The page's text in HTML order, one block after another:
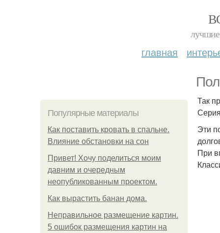
лучшие
главная
Популярные материалы
Как поставить кровать в спальне.
Влияние обстановки на сон
Привет! Хочу поделиться моим
давним и очередным
неопубликованным проектом.
Как вырастить банан дома.
Неправильное размещение картин.
5 ошибок размещения картин на
Так
Эти
При